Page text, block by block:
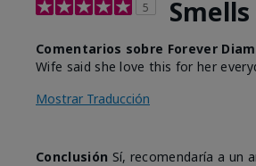
5
Comentarios sobre Forever
Wife said she love this for her
Mostrar Traducción
Conclusión Sí, recomendaría a un